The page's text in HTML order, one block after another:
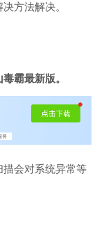
方法解决。
霸最新版。
会对系统异常等